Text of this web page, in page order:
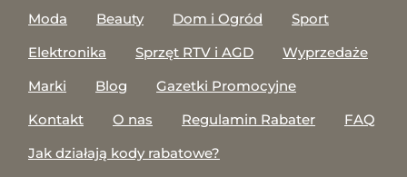
Moda Beauty Dom i Ogród
Sport
Elektronika
Sprzęt RTV i AGD
Wyprzedaże
Marki
Blog
Gazetki Promocyjne
Kontakt
O nas Regulamin Rabater
FAQ
Jak działają kody rabatowe?